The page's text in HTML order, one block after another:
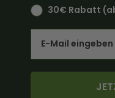
30€ Rabatt